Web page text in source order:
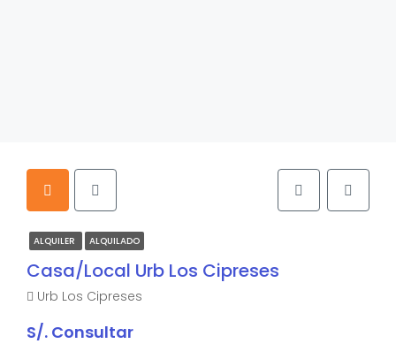
ALQUILER ALQUILADO
Casa/Local Urb Los Cipreses
Urb Los Cipreses
S/. Consultar